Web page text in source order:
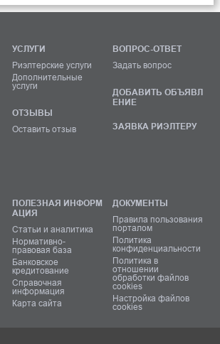
УСЛУГИ
Риэлтерские услуги
Дополнительные
услуги
ОТЗЫВЫ
Оставить отзыв
ВОПРОС-ОТВЕТ
Задать вопрос
ДОБАВИТЬ ОБЪЯВЛ
ЕНИЕ
ЗАЯВКА РИЭЛТЕРУ
ПОЛЕЗНАЯ ИНФОРМ
АЦИЯ
Статьи и аналитика
Нормативно-
правовая база
Банковское
кредитование
Справочная
информация
Карта сайта
ДОКУМЕНТЫ
Правила пользования
порталом
Политика
конфиденциальности
Политика в
отношении
обработки файлов
cookies
Настройка файлов
cookies